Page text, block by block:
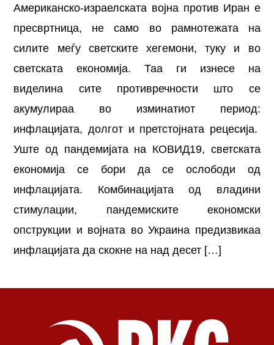
Американско-израелската војна против Иран е
пресвртница, не само во рамнотежата на
силите меѓу светските хегемони, туку и во
светската економија. Таа ги изнесе на
виделина сите противречности што се
акумулираа во изминатиот период:
инфлацијата, долгот и претстојната рецесија.
Уште од пандемијата на КОВИД19, светската
економија се бори да се ослободи од
инфлацијата. Комбинацијата од владини
стимулации, пандемиските економски
опструкции и војната во Украина предизвикаа
инфлацијата да скокне на над десет […]